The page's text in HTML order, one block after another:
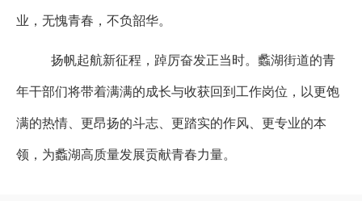
业，无愧青春，不负韶华。
扬帆起航新征程，踔厉奋发正当时。蠡湖街道的青
年干部们将带着满满的成长与收获回到工作岗位，以更饱
满的热情、更昂扬的斗志、更踏实的作风、更专业的本
领，为蠡湖高质量发展贡献青春力量。